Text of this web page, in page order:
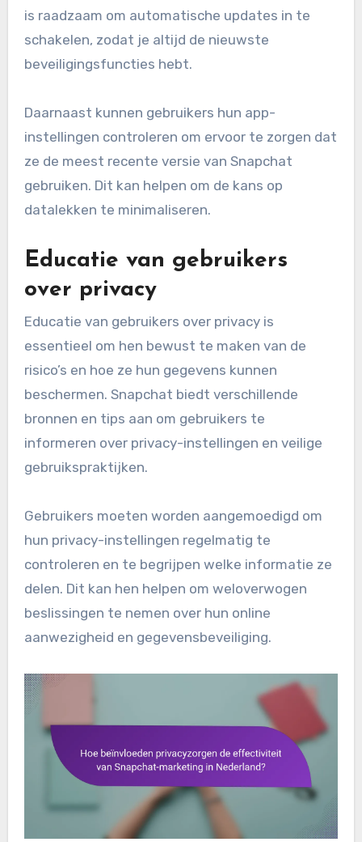
is raadzaam om automatische updates in te
schakelen, zodat je altijd de nieuwste
beveiligingsfuncties hebt.
Daarnaast kunnen gebruikers hun app-
instellingen controleren om ervoor te zorgen dat
ze de meest recente versie van Snapchat
gebruiken. Dit kan helpen om de kans op
datalekken te minimaliseren.
Educatie van gebruikers
over privacy
Educatie van gebruikers over privacy is
essentieel om hen bewust te maken van de
risico’s en hoe ze hun gegevens kunnen
beschermen. Snapchat biedt verschillende
bronnen en tips aan om gebruikers te
informeren over privacy-instellingen en veilige
gebruikspraktijken.
Gebruikers moeten worden aangemoedigd om
hun privacy-instellingen regelmatig te
controleren en te begrijpen welke informatie ze
delen. Dit kan hen helpen om weloverwogen
beslissingen te nemen over hun online
aanwezigheid en gegevensbeveiliging.